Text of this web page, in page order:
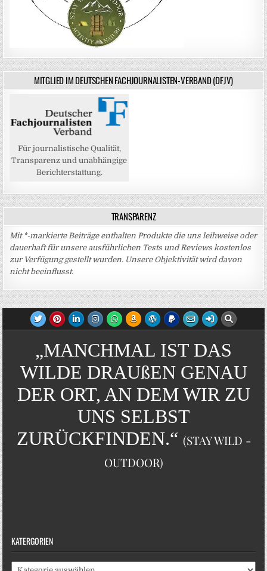
MITGLIED IM DEUTSCHEN FACHJOURNALISTEN-VERBAND (DFJV)
Für journalistische Qualität,
Transparenz und unabhängige
Berichterstattung.
TRANSPARENZ
Mit *-markierte Beiträge enthalten Produkte die uns leihweise oder
dauerhaft für unsere ausführlichen Tests und Reviews kostenlos
zur Verfügung gestellt wurden. Unsere Objektivität wird davon
nicht beeinflusst.
„MANCHMAL IST DAS
WILDE DRAUßEN GENAU
DER ORT, AN DEM WIR ZU
UNS SELBST
ZURÜCKFINDEN.“ (STAY WILD -
OUTDOOR)
KATERGORIEN
Katergorien